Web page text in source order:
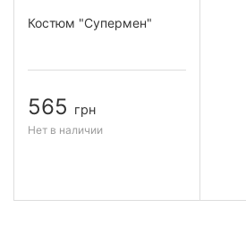
Костюм "Супермен"
565 грн
Нет в наличии